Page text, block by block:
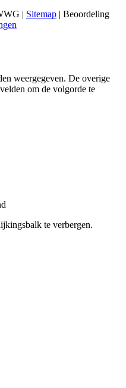
| Sitemap | Beoordeling
weergegeven. De overige
om de volgorde te
te verbergen.